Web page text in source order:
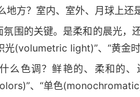
地方？室内、室外、月球上还
氛围的关键。是柔和的晨光，
(volumetric light)”、“黄金
么色调？鲜艳的、柔和的
、“单色